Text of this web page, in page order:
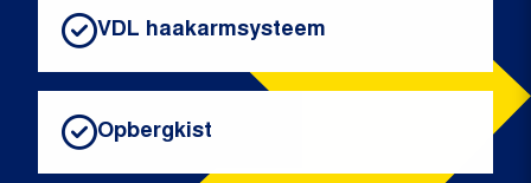
VDL haakarmsysteem
Opbergkist